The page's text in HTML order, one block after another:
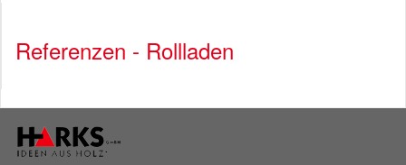
Referenzen - Rollladen